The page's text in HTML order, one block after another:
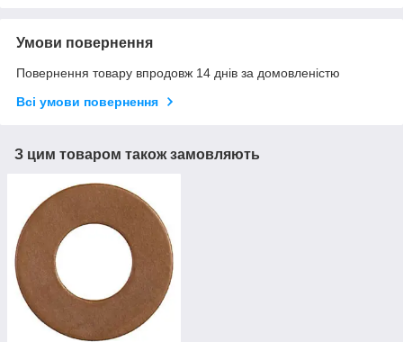
Умови повернення
Повернення товару впродовж 14 днів за домовленістю
Всі умови повернення
З цим товаром також замовляють